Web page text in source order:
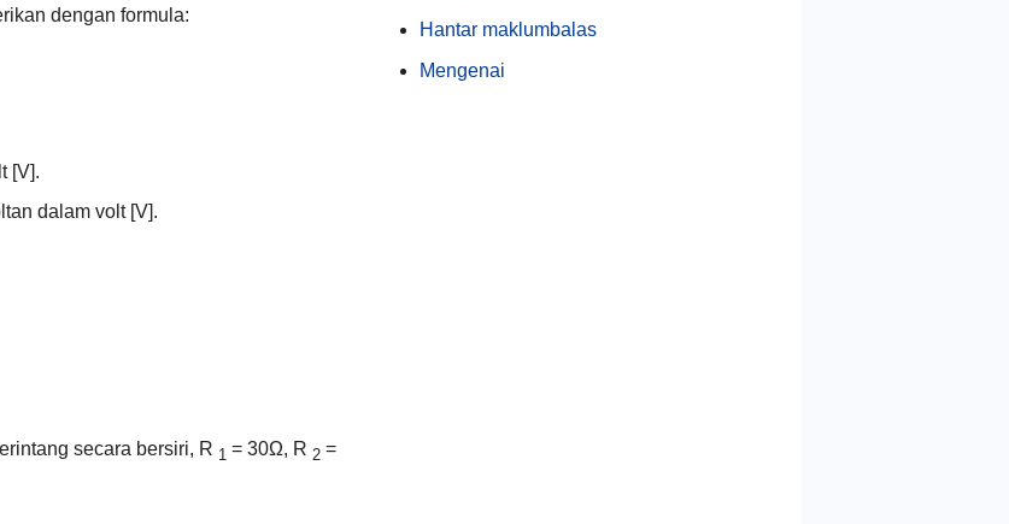
dengan formula:
[V].
dalam volt [V].
secara bersiri, R 1 = 30Ω, R 2 =
Hantar maklumbalas
Mengenai